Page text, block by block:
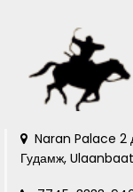
Naran Palace 2
Гудамж,